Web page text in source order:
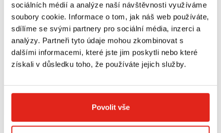
sociálních médií a analýze naší návštěvnosti využíváme
soubory cookie. Informace o tom, jak náš web používáte,
sdílíme se svými partnery pro sociální média, inzerci a
analýzy. Partneři tyto údaje mohou zkombinovat s
dalšími informacemi, které jste jim poskytli nebo které
získali v důsledku toho, že používáte jejich služby.
Povolit vše
Výpredaj
819 Kč
119 Kč
s DPH